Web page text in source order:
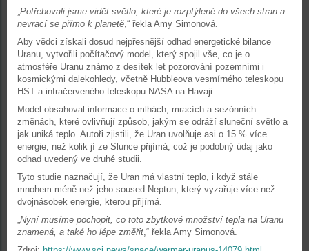
„Potřebovali jsme vidět světlo, které je rozptýlené do všech stran a
nevrací se přímo k planetě,“ řekla Amy Simonová.
Aby vědci získali dosud nejpřesnější odhad energetické bilance
Uranu, vytvořili počítačový model, který spojil vše, co je o
atmosféře Uranu známo z desítek let pozorování pozemními i
kosmickými dalekohledy, včetně Hubbleova vesmírného teleskopu
HST a infračerveného teleskopu NASA na Havaji.
Model obsahoval informace o mlhách, mracích a sezónních
změnách, které ovlivňují způsob, jakým se odráží sluneční světlo a
jak uniká teplo. Autoři zjistili, že Uran uvolňuje asi o 15 % více
energie, než kolik jí ze Slunce přijímá, což je podobný údaj jako
odhad uvedený ve druhé studii.
Tyto studie naznačují, že Uran má vlastní teplo, i když stále
mnohem méně než jeho soused Neptun, který vyzařuje více než
dvojnásobek energie, kterou přijímá.
„Nyní musíme pochopit, co toto zbytkové množství tepla na Uranu
znamená, a také ho lépe změřit,“ řekla Amy Simonová.